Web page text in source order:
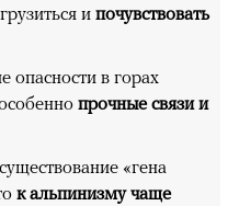
и почувствовать
опасности в горах
прочные связи и
«гена
к альпинизму чаще